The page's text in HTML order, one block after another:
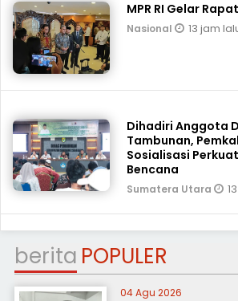
MPR RI Gelar
Nasional 13 jam
Dihadiri Anggota
Tambunan,
Sosialisasi
Bencana
Sumatera Utara
berita POPULER
04 Agu 2026